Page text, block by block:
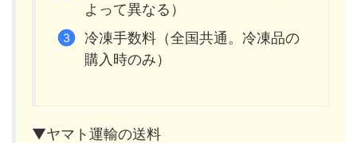
よって異なる）
冷凍手数料（全国共通。冷凍品の
購入時のみ）
▼ヤマト運輸の送料